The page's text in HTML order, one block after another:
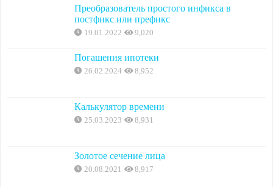
Преобразователь простого инфикса в
постфикс или префикс
19.01.2022 9,020
Погашения ипотеки
26.02.2024 8,952
Калькулятор времени
25.03.2023 8,931
Золотое сечение лица
20.08.2021 8,917